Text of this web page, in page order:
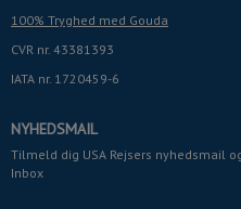
100% Tryghed med Gouda
CVR nr. 43381393
IATA nr. 1720459-6
NYHEDSMAIL
Tilmeld dig USA Rejsers nyhedsmail
Inbox